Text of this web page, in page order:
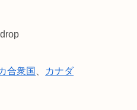
合衆国 、
カナダ